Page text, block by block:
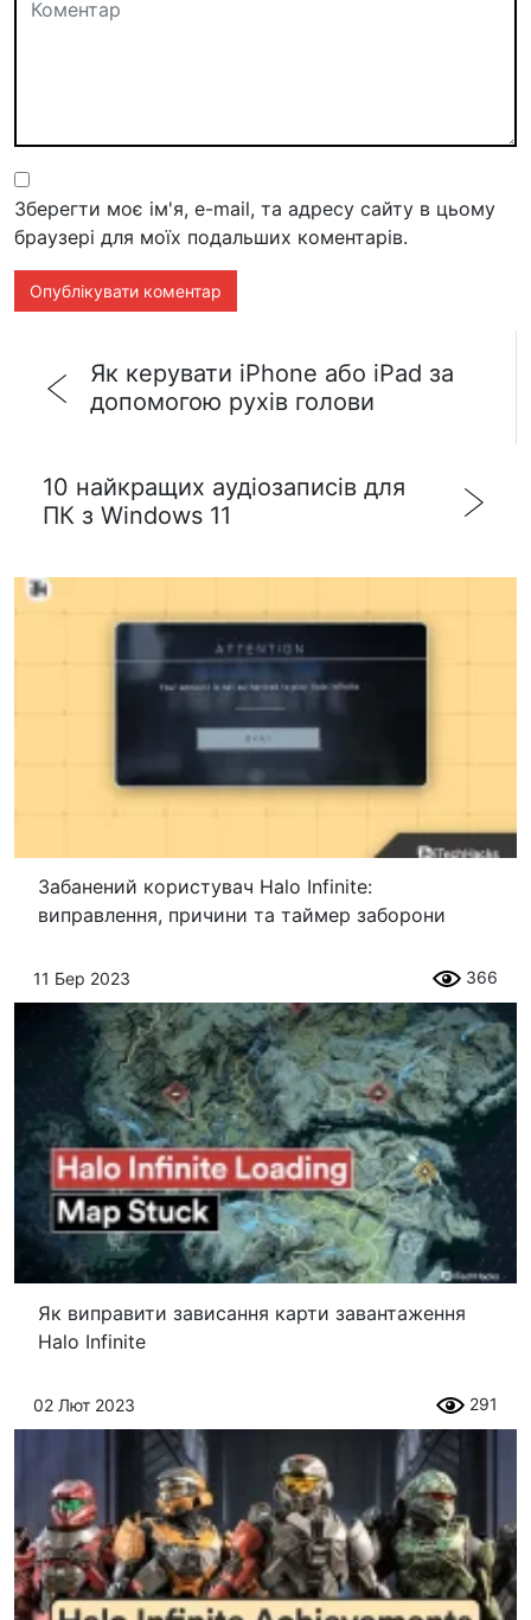
Зберегти моє ім'я, e-mail, та адресу сайту в цьому
браузері для моїх подальших коментарів.
Як керувати iPhone або iPad за
допомогою рухів голови
10 найкращих аудіозаписів для
ПК з Windows 11
Забанений користувач Halo Infinite:
виправлення, причини та таймер заборони
11 Бер 2023 366
Як виправити зависання карти завантаження
Halo Infinite
02 Лют 2023 291